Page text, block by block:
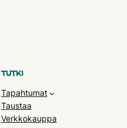
tutki
Tapahtumat
Taustaa
Verkkokauppa